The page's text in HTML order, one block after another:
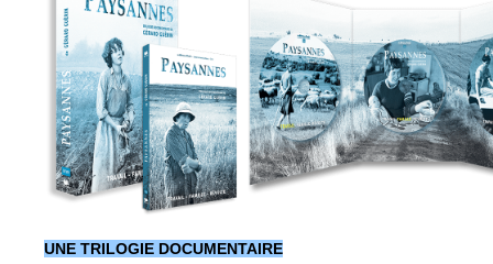
UNE TRILOGIE DOCUMENTAIRE